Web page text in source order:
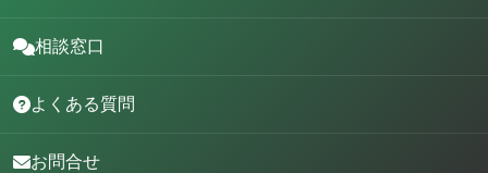
相談窓口
よくある質問
お問合せ